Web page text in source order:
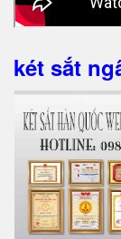
két sắt